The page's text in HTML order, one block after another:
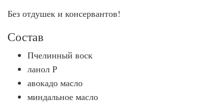
Без отдушек и консервантов!
Состав
Пчелинный воск
ланол Р
авокадо масло
миндальное масло